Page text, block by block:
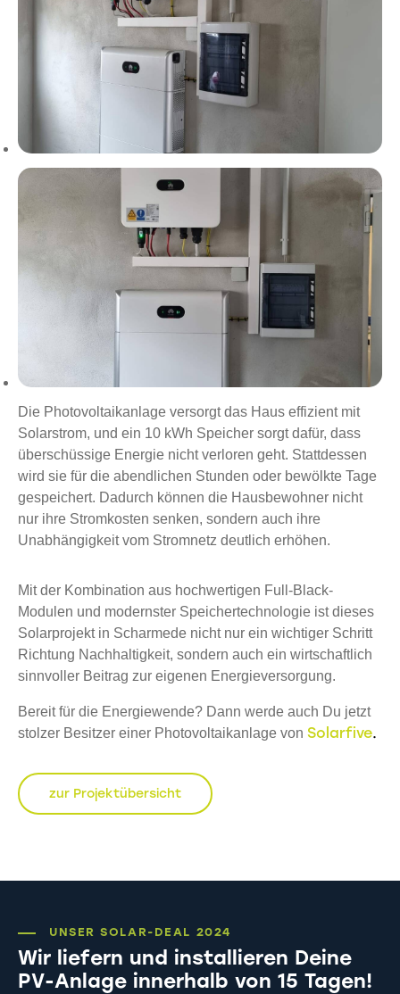
Die Photovoltaikanlage versorgt das Haus effizient mit
Solarstrom, und ein 10 kWh Speicher sorgt dafür, dass
überschüssige Energie nicht verloren geht. Stattdessen
wird sie für die abendlichen Stunden oder bewölkte Tage
gespeichert. Dadurch können die Hausbewohner nicht
nur ihre Stromkosten senken, sondern auch ihre
Unabhängigkeit vom Stromnetz deutlich erhöhen.
Mit der Kombination aus hochwertigen Full-Black-
Modulen und modernster Speichertechnologie ist dieses
Solarprojekt in Scharmede nicht nur ein wichtiger Schritt
Richtung Nachhaltigkeit, sondern auch ein wirtschaftlich
sinnvoller Beitrag zur eigenen Energieversorgung.
Bereit für die Energiewende? Dann werde auch Du jetzt
stolzer Besitzer einer Photovoltaikanlage von Solarfive.
zur Projektübersicht
UNSER SOLAR-DEAL 2024
Wir liefern und installieren Deine
PV-Anlage innerhalb von 15 Tagen!